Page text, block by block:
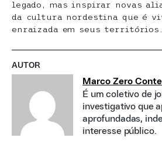
legado, mas inspirar novas
da cultura nordestina que é
enraizada em seus territórios.
AUTOR
Marco Zero
É um coletivo de
investigativo que
aprofundadas,
interesse público.